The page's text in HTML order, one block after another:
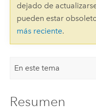
dejado de
pueden estar
más reciente.
En este tema
Resumen